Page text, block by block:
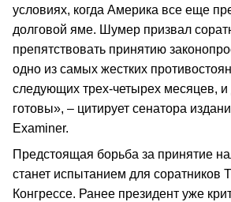
условиях, когда Америка все еще
долговой яме. Шумер призвал
препятствовать принятию
одно из самых жестких
следующих трех-четырех месяцев,
готовы», – цитирует сенатора
Examiner.
Предстоящая борьба за принятие
станет испытанием для соратников
Конгрессе. Ранее президент уже